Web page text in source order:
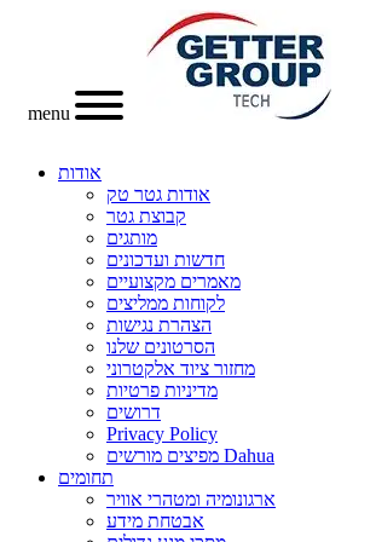
menu
אודות
אודות גטר טק
קבוצת גטר
מותגים
חדשות ועדכונים
מאמרים מקצועיים
לקוחות ממליצים
הצהרת נגישות
הסרטונים שלנו
מחזור ציוד אלקטרוני
מדיניות פרטיות
דרושים
Privacy Policy
מפיצים מורשים Dahua
תחומים
ארגונומיה ומטהרי אוויר
אבטחת מידע